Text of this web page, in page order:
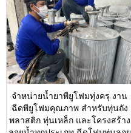
จำหน่ายน้ำยาพียูโฟมทุ่งครุ งาน
ฉีดพียูโฟมคุณภาพ สำหรับทุ่นถัง
พลาสติก ทุ่นเหล็ก และโครงสร้าง